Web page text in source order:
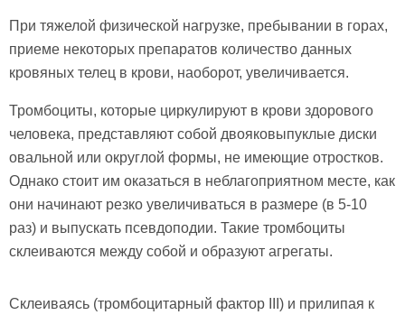
При тяжелой физической нагрузке, пребывании в горах,
приеме некоторых препаратов количество данных
кровяных телец в крови, наоборот, увеличивается.
Тромбоциты, которые циркулируют в крови здорового
человека, представляют собой двояковыпуклые диски
овальной или округлой формы, не имеющие отростков.
Однако стоит им оказаться в неблагоприятном месте, как
они начинают резко увеличиваться в размере (в 5-10
раз) и выпускать псевдоподии. Такие тромбоциты
склеиваются между собой и образуют агрегаты.
Склеиваясь (тромбоцитарный фактор III) и прилипая к